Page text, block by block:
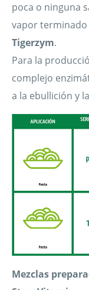
poca o ninguna
vapor
Tigerzym.
Para la
complejo
a la ebullición y
Mezclas